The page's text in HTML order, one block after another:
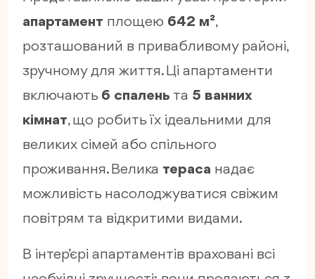
апартамент площею 642 м²,
розташований в привабливому районі,
зручному для життя. Ці апартаменти
включають 6 спалень та 5 ванних
кімнат, що робить їх ідеальними для
великих сімей або спільного
проживання. Велика тераса надає
можливість насолоджуватися свіжим
повітрям та відкритими видами.
В інтер’єрі апартаментів враховані всі